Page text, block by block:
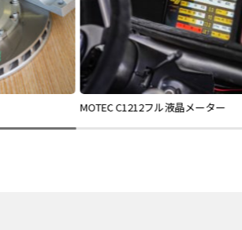
MOTEC C1212フル液晶メーター